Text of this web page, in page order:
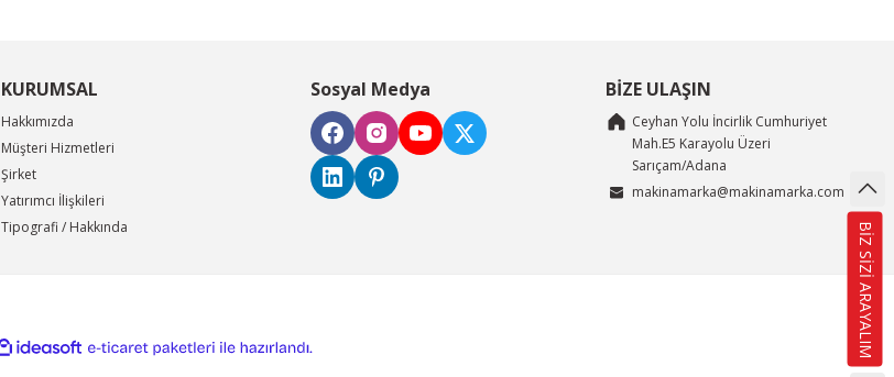
KURUMSAL
Hakkımızda
Müşteri Hizmetleri
Şirket
Yatırımcı İlişkileri
Tipografi / Hakkında
Sosyal Medya BİZE ULAŞIN
Ceyhan Yolu İncirlik Cumhuriyet
Mah.E5 Karayolu Üzeri
Sarıçam/Adana
makinamarka@makinamarka.com
BİZ SİZİ ARAYALIM
ideasoft
e-